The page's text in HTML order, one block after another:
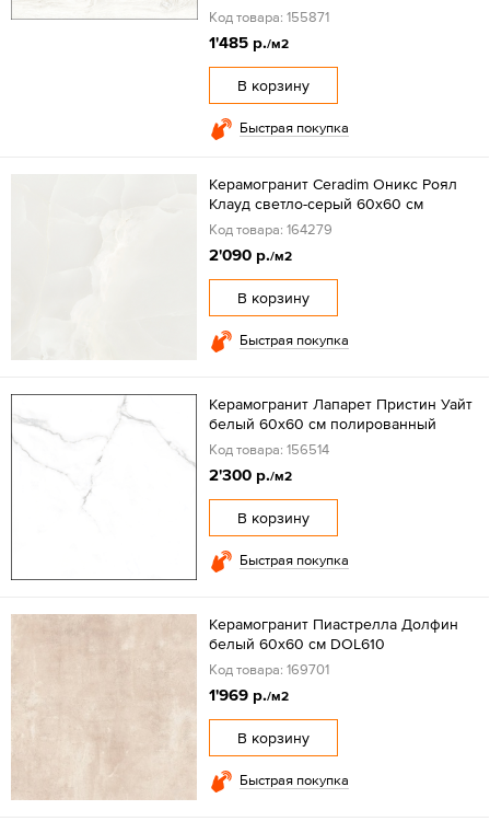
Код товара: 155871
1'485 р./м2
В корзину
Быстрая покупка
Керамогранит Ceradim Оникс Роял
Клауд светло-серый 60x60 см
Код товара: 164279
2'090 р./м2
В корзину
Быстрая покупка
Керамогранит Лапарет Пристин Уайт
белый 60x60 см полированный
Код товара: 156514
2'300 р./м2
В корзину
Быстрая покупка
Керамогранит Пиастрелла Долфин
белый 60x60 см DOL610
Код товара: 169701
1'969 р./м2
В корзину
Быстрая покупка